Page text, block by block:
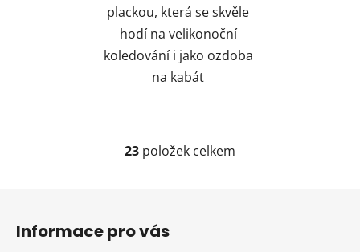
plackou, která se skvěle
hodí na velikonoční
koledování i jako ozdoba
na kabát
O
23 položek celkem
Informace pro vás